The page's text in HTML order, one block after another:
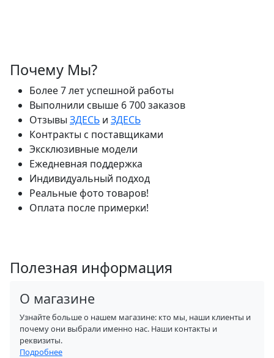
Почему Мы?
Более 7 лет успешной работы
Выполнили свыше 6 700 заказов
Отзывы ЗДЕСЬ и ЗДЕСЬ
Контракты с поставщиками
Эксклюзивные модели
Ежедневная поддержка
Индивидуальный подход
Реальные фото товаров!
Оплата после примерки!
Полезная информация
О магазине
Узнайте больше о нашем магазине: кто мы, наши клиенты и
почему они выбрали именно нас. Наши контакты и
реквизиты.
Подробнее